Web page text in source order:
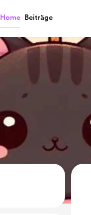
Home Beiträge